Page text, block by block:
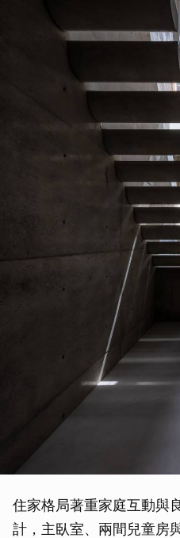
住家格局著重家庭互動與
計，主臥室、兩間兒童房